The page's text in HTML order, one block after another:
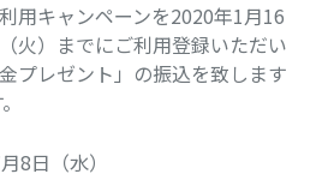
用キャンペーンを2020年1月16
火）までにご利用登録いただい
プレゼント」の振込を致します
8日（水）